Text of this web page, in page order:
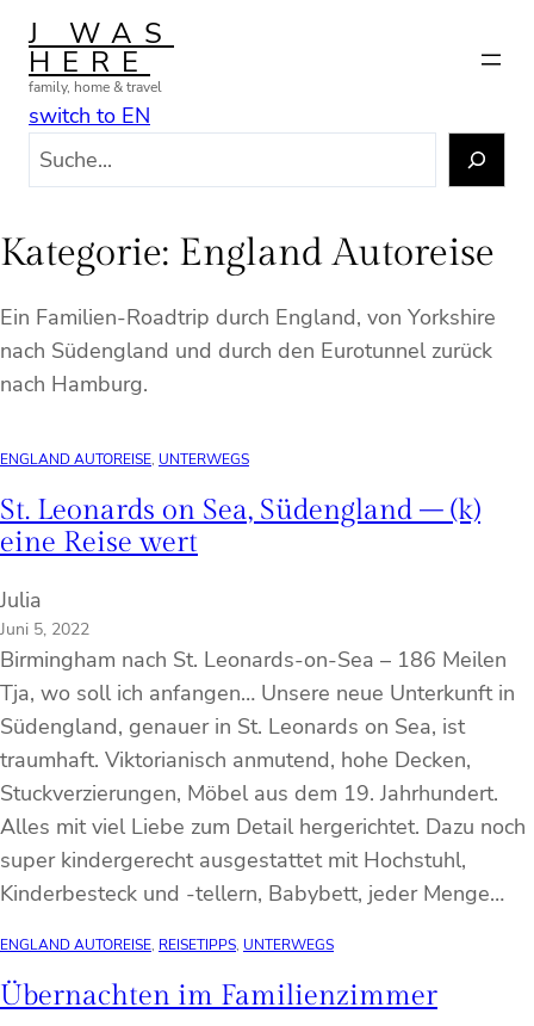
Zum
Inhalt
springen
J WAS
HERE
family, home & travel
switch to EN
e
Kategorie: England Autoreise
Ein Familien-Roadtrip durch England, von Yorkshire
nach Südengland und durch den Eurotunnel zurück
nach Hamburg.
ENGLAND AUTOREISE, UNTERWEGS
St. Leonards on Sea, Südengland – (k)
eine Reise wert
Julia
Juni 5, 2022
Birmingham nach St. Leonards-on-Sea – 186 Meilen
Tja, wo soll ich anfangen… Unsere neue Unterkunft in
Südengland, genauer in St. Leonards on Sea, ist
traumhaft. Viktorianisch anmutend, hohe Decken,
Stuckverzierungen, Möbel aus dem 19. Jahrhundert.
Alles mit viel Liebe zum Detail hergerichtet. Dazu noch
super kindergerecht ausgestattet mit Hochstuhl,
Kinderbesteck und -tellern, Babybett, jeder Menge…
ENGLAND AUTOREISE, REISETIPPS, UNTERWEGS
Übernachten im Familienzimmer